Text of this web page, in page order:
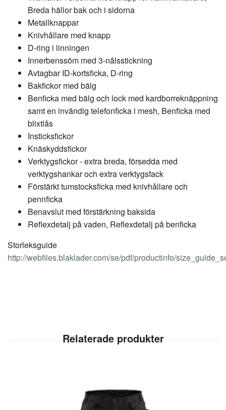
Breda hällor bak och i sidorna
Metallknappar
Knivhållare med knapp
D-ring i linningen
Innerbenssöm med 3-nålsstickning
Avtagbar ID-kortsficka, D-ring
Bakfickor med bälg
Benficka med bälg och lock med kardborreknäppning
samt en invändig telefonficka i mesh, Benficka med
blixtlås
Insticksfickor
Knäskyddsfickor
Verktygsfickor - extra breda, försedda med
verktygshankar och extra verktygsfack
Förstärkt tumstocksficka med knivhållare och
pennficka
Benavslut med förstärkning baksida
Reflexdetalj på vaden, Reflexdetalj på benficka
Storleksguide
http://webfiles.blaklader.com/se/pdf/productinfo/